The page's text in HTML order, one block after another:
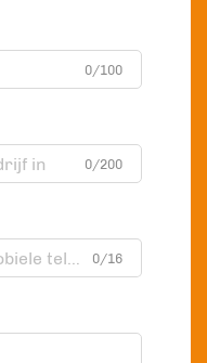
0/100
0/200
0/16